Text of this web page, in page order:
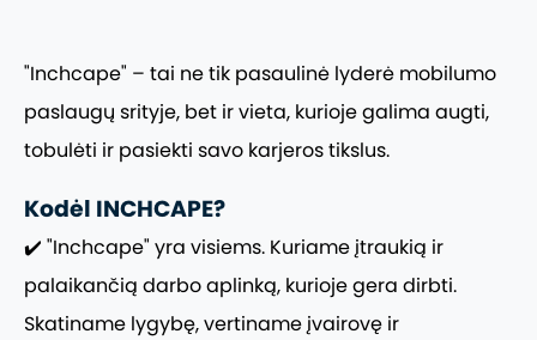
"Inchcape" – tai ne tik pasaulinė lyderė mobilumo
paslaugų srityje, bet ir vieta, kurioje galima augti,
tobulėti ir pasiekti savo karjeros tikslus.
Kodėl INCHCAPE?
✔️ "Inchcape" yra visiems. Kuriame įtraukią ir
palaikančią darbo aplinką, kurioje gera dirbti.
Skatiname lygybę, vertiname įvairovę ir